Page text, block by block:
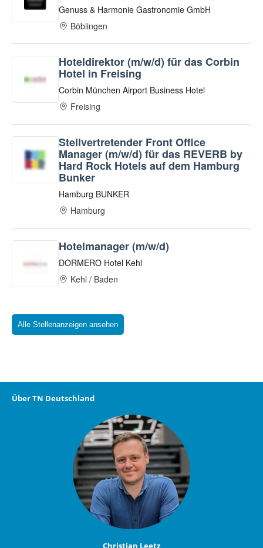
Alle Stellenanzeigen ansehen
Über TN Deutschland
Christian Leetz